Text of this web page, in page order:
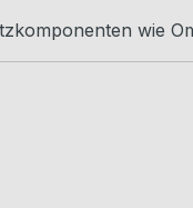
wie